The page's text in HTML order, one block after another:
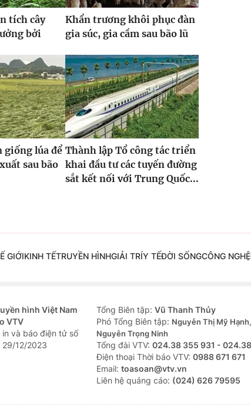
tích cây
bởi
Khẩn trương khôi phục đàn
gia súc, gia cầm sau bão lũ
giống lúa để
sau bão
Thành lập Tổ công tác triển
khai đầu tư các tuyến đường
sắt kết nối với Trung Quốc...
GIỚIKINH TẾTRUYỀN HÌNHGIẢI TRÍY TẾĐỜI SỐNGCÔNG NGHỆ
hình Việt Nam
VTV
và báo điện tử số
12/2023
Tổng Biên tập: Vũ Thanh Thủy
Phó Tổng Biên tập: Nguyễn Thị Mỹ
Nguyễn Trọng Ninh
Tổng đài VTV: 024.38 355 931 -
Ðiện thoại Thời báo VTV: 0988 671 671
Email: toasoan@vtv.vn
Liên hệ quảng cáo: (024) 626 79595